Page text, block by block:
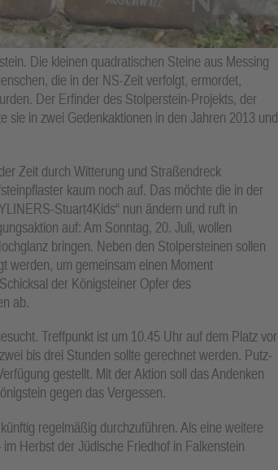
Die kleinen quadratischen Steine aus Messing
die in der NS-Zeit verfolgt, ermordet,
Der Erfinder des Stolperstein-Projekts, der
sie in zwei Gedenkaktionen in den Jahren 2013 und
Zeit durch Witterung und Straßendreck
kaum noch auf. Das möchte die in der
Stuart4Kids“ nun ändern und ruft in
auf: Am Sonntag, 20. Juli, wollen
bringen. Neben den Stolpersteinen sollen
werden, um gemeinsam einen Moment
der Königsteiner Opfer des
ab.
Treffpunkt ist um 10.45 Uhr auf dem Platz vor
bis drei Stunden sollte gerechnet werden. Putz-
gestellt. Mit der Aktion soll das Andenken
gegen das Vergessen.
regelmäßig durchzuführen. Als eine weitere
Herbst der Jüdische Friedhof in Falkenstein